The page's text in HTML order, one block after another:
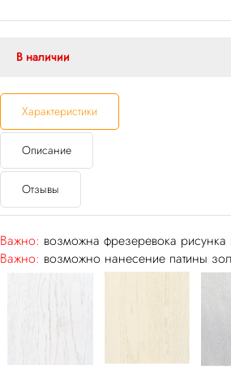
В наличии
Характеристики
Описание
Отзывы
Важно: возможна фрезеревока
Важно: возможно нанесение патины